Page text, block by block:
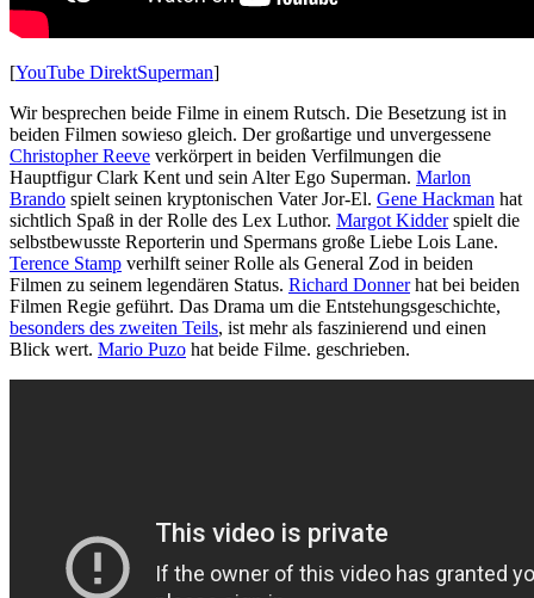
[YouTube DirektSuperman]
Wir besprechen beide Filme in einem Rutsch. Die Besetzung ist in
beiden Filmen sowieso gleich. Der großartige und unvergessene
Christopher Reeve verkörpert in beiden Verfilmungen die
Hauptfigur Clark Kent und sein Alter Ego Superman. Marlon
Brando spielt seinen kryptonischen Vater Jor-El. Gene Hackman hat
sichtlich Spaß in der Rolle des Lex Luthor. Margot Kidderspielt die
selbstbewusste Reporterin und Spermans große Liebe Lois Lane.
Terence Stamp verhilft seiner Rolle als General Zod in beiden
Filmen zu seinem legendären Status. Richard Donnerhat bei beiden
Filmen Regie geführt. Das Drama um die Entstehungsgeschichte,
besonders des zweiten Teils, ist mehr als faszinierend und einen
Blick wert. Mario Puzo hat beide Filme. geschrieben.